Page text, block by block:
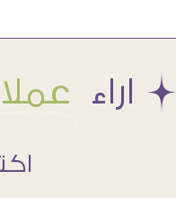
Æ اراء
اكتر من 5000